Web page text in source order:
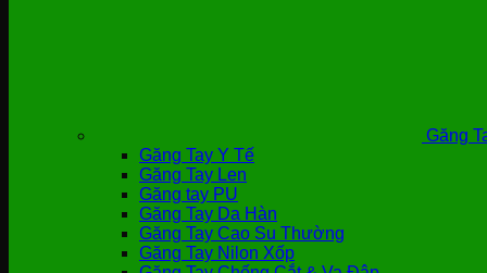
Găng
Găng Tay Y Tế
Găng Tay Len
Găng tay PU
Găng Tay Da Hàn
Găng Tay Cao Su Thường
Găng Tay Nilon Xốp